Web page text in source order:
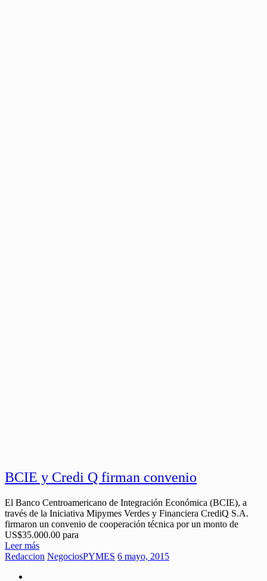
BCIE y Credi Q firman convenio
El Banco Centroamericano de Integración Económica (BCIE), a
través de la Iniciativa Mipymes Verdes y Financiera CrediQ S.A.
firmaron un convenio de cooperación técnica por un monto de
US$35.000.00 para
Leer más
Redaccion NegociosPYMES 6 mayo, 2015